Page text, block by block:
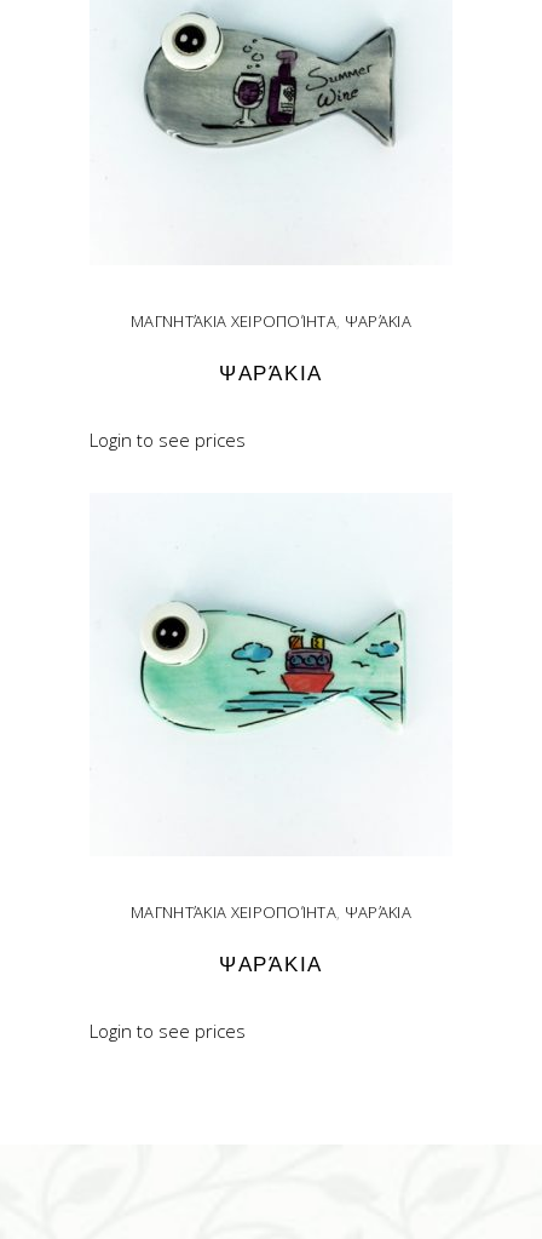
ΜΑΓΝΗΤΆΚΙΑ ΧΕΙΡΟΠΟΊΗΤΑ, ΨΑΡΆΚΙΑ
ΨΑΡΆΚΙΑ
READ MORE
Login to see prices
ΜΑΓΝΗΤΆΚΙΑ ΧΕΙΡΟΠΟΊΗΤΑ, ΨΑΡΆΚΙΑ
ΨΑΡΆΚΙΑ
READ MORE
Login to see prices